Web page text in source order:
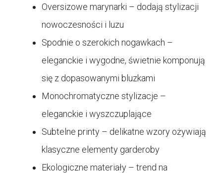
Oversizowe marynarki – dodają stylizacji
nowoczesności i luzu
Spodnie o szerokich nogawkach –
eleganckie i wygodne, świetnie komponują
się z dopasowanymi bluzkami
Monochromatyczne stylizacje –
eleganckie i wyszczuplające
Subtelne printy – delikatne wzory ożywiają
klasyczne elementy garderoby
Ekologiczne materiały – trend na